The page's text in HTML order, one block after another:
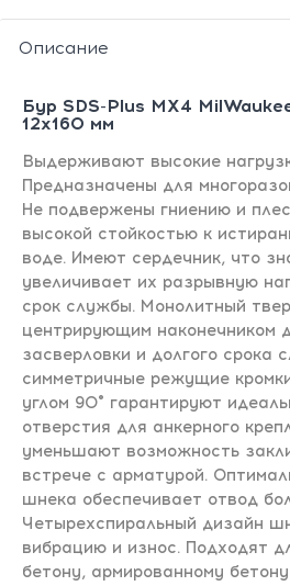
Описание
Бур SDS-Plus MX4
12х160 мм
Выдерживают высокие
Предназначены для
Не подвержены гниению и
высокой стойкостью к
воде. Имеют сердечник, что
увеличивает их разрывную
срок службы. Монолитный
центрирующим наконечником
засверловки и долгого срока
симметричные режущие
углом 90° гарантируют
отверстия для анкерного
уменьшают возможность
встрече с арматурой.
шнека обеспечивает отвод
Четырехспиральный дизайн
вибрацию и износ. Подходят
бетону, армированному